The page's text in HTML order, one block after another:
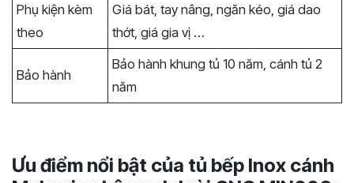
Phụ kiện kèm
theo
Giá bát, tay nâng, ngăn kéo, giá dao
thớt, giá gia vị …
Bảo hành
Bảo hành khung tủ 10 năm, cánh tủ 2
năm
Ưu điểm nổi bật của tủ bếp Inox cánh